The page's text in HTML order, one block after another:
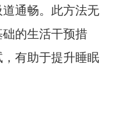
通畅。此方法无
的生活干预措
有助于提升睡眠